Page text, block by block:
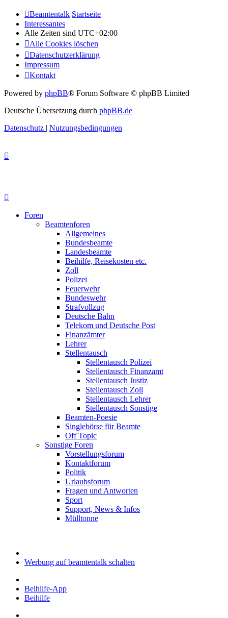
Beamtentalk Startseite
Interessantes
Alle Zeiten sind UTC+02:00
Alle Cookies löschen
Datenschutzerklärung
Impressum
Kontakt
Powered by phpBB® Forum Software © phpBB Limited
Deutsche Übersetzung durch phpBB.de
Datenschutz | Nutzungsbedingungen
Foren
Beamtenforen
Allgemeines
Bundesbeamte
Landesbeamte
Beihilfe, Reisekosten etc.
Zoll
Polizei
Feuerwehr
Bundeswehr
Strafvollzug
Deutsche Bahn
Telekom und Deutsche Post
Finanzämter
Lehrer
Stellentausch
Stellentausch Polizei
Stellentausch Finanzamt
Stellentausch Justiz
Stellentausch Zoll
Stellentausch Lehrer
Stellentausch Sonstige
Beamten-Poesie
Singlebörse für Beamte
Off Topic
Sonstige Foren
Vorstellungsforum
Kontaktforum
Politik
Urlaubsforum
Fragen und Antworten
Sport
Support, News & Infos
Mülltonne
Werbung auf beamtentalk schalten
Beihilfe-App
Beihilfe